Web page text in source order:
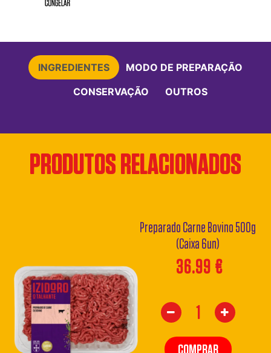
INGREDIENTES
MODO DE PREPARAÇÃO
CONSERVAÇÃO
OUTROS
PRODUTOS RELACIONADOS
Preparado Carne Bovino 500g
(Caixa 6un)
36.99 €
COMPRAR